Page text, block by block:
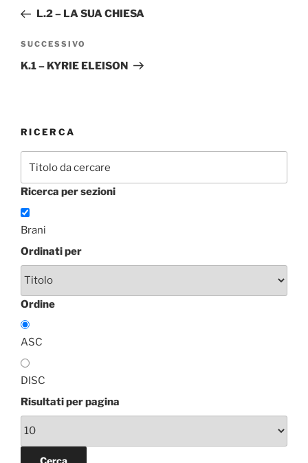
precedente:
L.2 – LA SUA CHIESA
Articolo
successivo
SUCCESSIVO
K.1 – KYRIE ELEISON
RICERCA
Ricerca per sezioni
Brani
Ordinati per
Ordine
ASC
DISC
Risultati per pagina